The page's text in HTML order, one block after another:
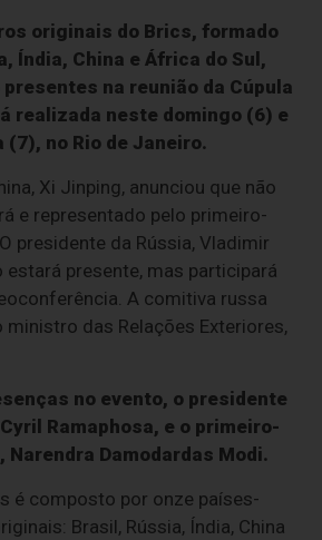
originais do Brics, formado
Índia, China e África do Sul,
na reunião da Cúpula
realizada neste domingo (6) e
no Rio de Janeiro.
Xi Jinping, anunciou que não
e representado pelo primeiro-
presidente da Rússia, Vladimir
estará presente, mas participará
A comitiva russa
ministro das Relações Exteriores,
no evento, o presidente
Ramaphosa, e o primeiro-
Narendra Damodardas Modi.
é composto por onze países-
Brasil, Rússia, Índia, China